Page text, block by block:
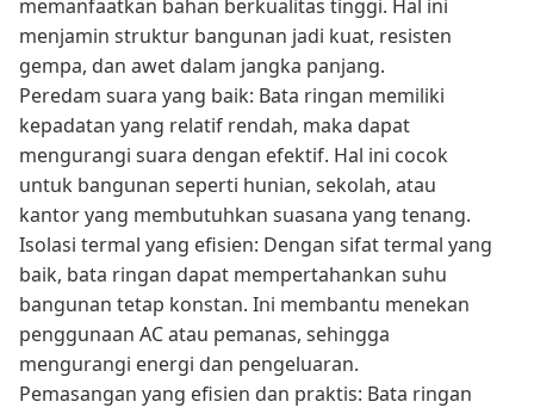
memanfaatkan bahan berkualitas tinggi. Hal ini
menjamin struktur bangunan jadi kuat, resisten
gempa, dan awet dalam jangka panjang.
Peredam suara yang baik: Bata ringan memiliki
kepadatan yang relatif rendah, maka dapat
mengurangi suara dengan efektif. Hal ini cocok
untuk bangunan seperti hunian, sekolah, atau
kantor yang membutuhkan suasana yang tenang.
Isolasi termal yang efisien: Dengan sifat termal yang
baik, bata ringan dapat mempertahankan suhu
bangunan tetap konstan. Ini membantu menekan
penggunaan AC atau pemanas, sehingga
mengurangi energi dan pengeluaran.
Pemasangan yang efisien dan praktis: Bata ringan